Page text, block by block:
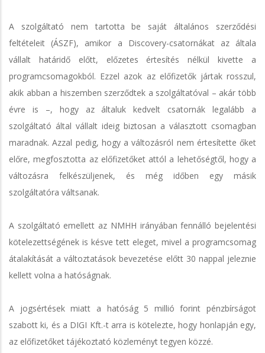
A szolgáltató nem tartotta be saját általános szerződési
feltételeit (ÁSZF), amikor a Discovery-csatornákat az általa
vállalt határidő előtt, előzetes értesítés nélkül kivette a
programcsomagokból. Ezzel azok az előfizetők jártak rosszul,
akik abban a hiszemben szerződtek a szolgáltatóval – akár több
évre is –, hogy az általuk kedvelt csatornák legalább a
szolgáltató által vállalt ideig biztosan a választott csomagban
maradnak. Azzal pedig, hogy a változásról nem értesítette őket
előre, megfosztotta az előfizetőket attól a lehetőségtől, hogy a
változásra felkészüljenek, és még időben egy másik
szolgáltatóra váltsanak.
A szolgáltató emellett az NMHH irányában fennálló bejelentési
kötelezettségének is késve tett eleget, mivel a programcsomag
átalakítását a változtatások bevezetése előtt 30 nappal jeleznie
kellett volna a hatóságnak.
A jogsértések miatt a hatóság 5 millió forint pénzbírságot
szabott ki, és a DIGI Kft.-t arra is kötelezte, hogy honlapján egy,
az előfizetőket tájékoztató közleményt tegyen közzé.